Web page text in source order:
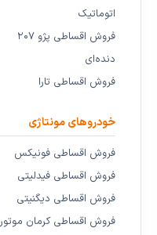
اتوماتیک
فروش اقساطی پژو ۲۰۷
دنده‌ای
فروش اقساطی تارا
خودروهای مونتاژی
فروش اقساطی فونیکس
فروش اقساطی فیدلیتی
فروش اقساطی دیگنیتی
فروش اقساطی کرمان موتور